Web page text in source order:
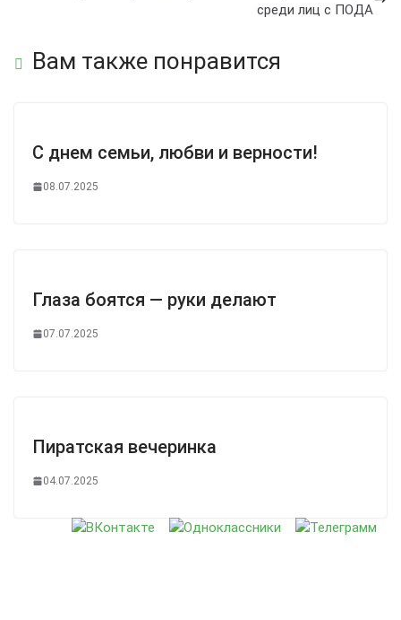
среди лиц с ПОДА
Вам также понравится
С днем семьи, любви и верности!
08.07.2025
Глаза боятся — руки делают
07.07.2025
Пиратская вечеринка
04.07.2025